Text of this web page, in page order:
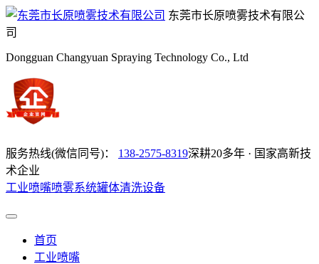
东莞市长原喷雾技术有限公
司
Dongguan Changyuan Spraying Technology Co., Ltd
服务热线(微信同号)： 138-2575-8319深耕20多年 · 国家高新技
术企业
工业喷嘴喷雾系统罐体清洗设备
首页
工业喷嘴